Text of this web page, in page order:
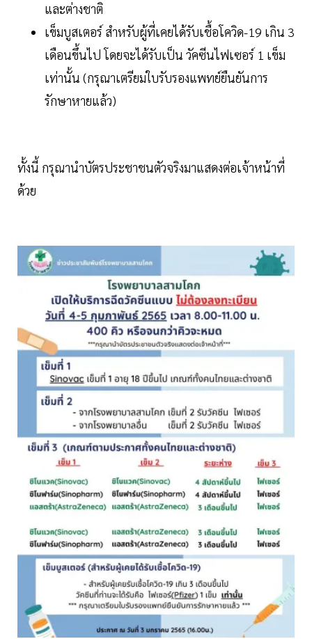
และต่างชาติ
เข็มบูสเตอร์ สำหรับผู้ที่เคยได้รับเชื้อโควิด-19 เกิน 3
เดือนขึ้นไป โดยจะได้รับเป็น วัคซีนไฟเซอร์ 1 เข็ม
เท่านั้น (กรุณาเตรียมใบรับรองแพทย์ยืนยันการ
รักษาหายแล้ว)
ทั้งนี้ กรุณานำบัตรประชาชนตัวจริงมาแสดงต่อเจ้าหน้าที่
ด้วย